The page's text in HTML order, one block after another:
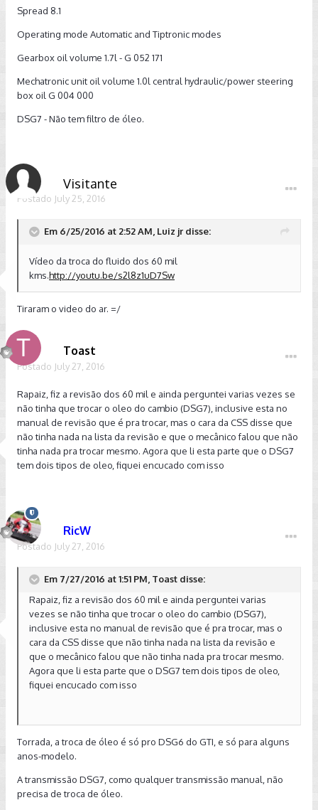
Spread 8.1
Operating mode Automatic and Tiptronic modes
Gearbox oil volume 1.7l - G 052 171
Mechatronic unit oil volume 1.0l central hydraulic/power steering
box oil G 004 000
DSG7 - Não tem filtro de óleo.
Visitante
Postado July 25, 2016
Em 6/25/2016 at 2:52 AM, Luiz jr disse:
Vídeo da troca do fluido dos 60 mil
kms.http://youtu.be/s2l8z1uD7Sw
Tiraram o video do ar. =/
Toast
Postado July 27, 2016
Rapaiz, fiz a revisão dos 60 mil e ainda perguntei varias vezes se
não tinha que trocar o oleo do cambio (DSG7), inclusive esta no
manual de revisão que é pra trocar, mas o cara da CSS disse que
não tinha nada na lista da revisão e que o mecânico falou que não
tinha nada pra trocar mesmo. Agora que li esta parte que o DSG7
tem dois tipos de oleo, fiquei encucado com isso
RicW
Postado July 27, 2016
Em 7/27/2016 at 1:51 PM, Toast disse:
Rapaiz, fiz a revisão dos 60 mil e ainda perguntei varias
vezes se não tinha que trocar o oleo do cambio (DSG7),
inclusive esta no manual de revisão que é pra trocar, mas o
cara da CSS disse que não tinha nada na lista da revisão e
que o mecânico falou que não tinha nada pra trocar mesmo.
Agora que li esta parte que o DSG7 tem dois tipos de oleo,
fiquei encucado com isso
Torrada, a troca de óleo é só pro DSG6 do GTI, e só para alguns
anos-modelo.
A transmissão DSG7, como qualquer transmissão manual, não
precisa de troca de óleo.